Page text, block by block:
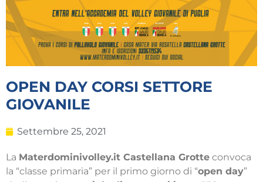
OPEN DAY CORSI SETTORE
GIOVANILE
Settembre 25, 2021
La Materdominivolley.it Castellana Grotte convoca
la “classe primaria” per il primo giorno di “open day”